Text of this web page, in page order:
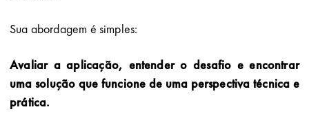
Sua abordagem é simples:
Avaliar a aplicação, entender o desafio e encontrar
uma solução que funcione de uma perspectiva técnica e
prática.